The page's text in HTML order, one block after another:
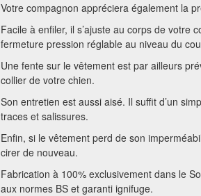
Votre compagnon appréciera également la
Facile à enfiler, il s’ajuste au corps de votre
fermeture pression réglable au niveau du
Une fente sur le vêtement est par ailleurs
collier de votre chien.
Son entretien est aussi aisé. Il suffit d’un
traces et salissures.
Enfin, si le vêtement perd de son
cirer de nouveau.
Fabrication à 100% exclusivement dans le
aux normes BS et garanti ignifuge.